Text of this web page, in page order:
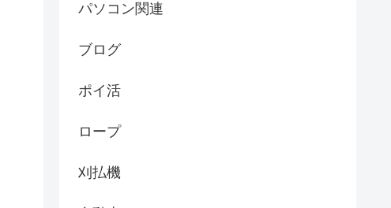
パソコン関連
ブログ
ポイ活
ロープ
刈払機